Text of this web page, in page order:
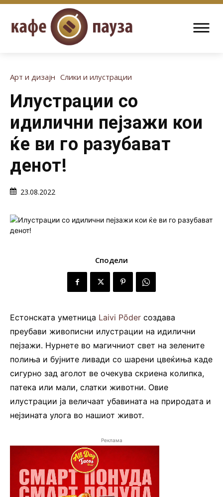
Арт и дизајн Слики и илустрации
Илустрации со
идилични пејзажи кои
ќе ви го разубават
денот!
23.08.2022
Сподели
Естонската уметница Laivi Põder создава
преубави живописни илустрации на идилични
пејзажи. Нурнете во магичниот свет на зелените
полиња и бујните ливади со шарени цвеќиња каде
сигурно зад аголот ве очекува скриена колипка,
патека или мали, слатки животни. Овие
илустрации ја величаат убавината на природата и
нејзината улога во нашиот живот.
Реклама